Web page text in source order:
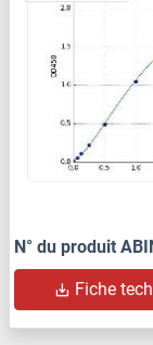
N° du produit
Fiche